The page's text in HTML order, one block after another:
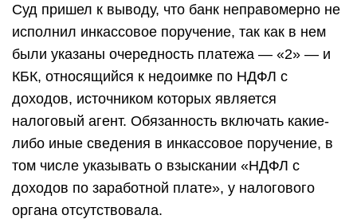
Суд пришел к выводу, что банк неправомерно не
исполнил инкассовое поручение, так как в нем
были указаны очередность платежа — «2» — и
КБК, относящийся к недоимке по НДФЛ с
доходов, источником которых является
налоговый агент. Обязанность включать какие-
либо иные сведения в инкассовое поручение, в
том числе указывать о взыскании «НДФЛ с
доходов по заработной плате», у налогового
органа отсутствовала.